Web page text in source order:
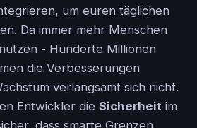
um euren täglichen
Da immer mehr Menschen
- Hunderte Millionen
die Verbesserungen
verlangsamt sich nicht.
Entwickler die Sicherheit im